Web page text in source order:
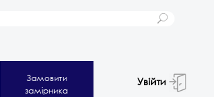
Замовити
замірника
Увійти